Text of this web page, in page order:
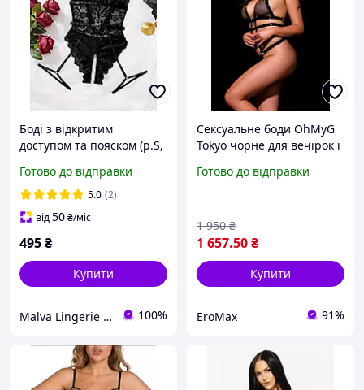
Боді з відкритим
доступом та пояском (р.S,
Готово до відправки
5.0 (2)
від50₴/міс
495₴
Купити
Malva Lingerie - інтернет-магазин жіночої білизни 100%
Сексуальне боди OhMyG
Tokyo чорне для вечірок і
блискучим ефектом L XL
Готово до відправки
1 657.50₴
1 950 ₴
Купити
EroMax 91%